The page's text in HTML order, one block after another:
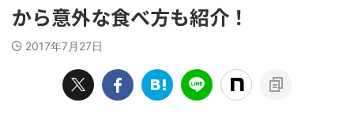
から意外な食べ方も紹介！
2017年7月27日